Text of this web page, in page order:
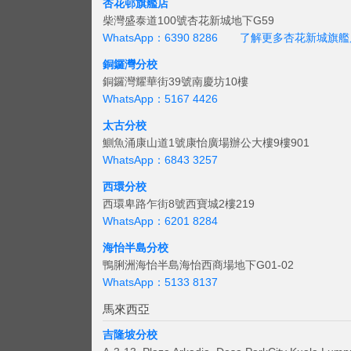
杏花邨旗艦店
柴灣盛泰道100號杏花新城地下G59
WhatsApp：6390 8286
了解更多杏花新城旗
銅鑼灣分校
銅鑼灣耀華街39號南慶坊10樓
WhatsApp：5167 4426
太古分校
鰂魚涌康山道1號康怡廣場辦公大樓9樓901
WhatsApp：6843 3257
西環分校
西環卑路乍街8號西寶城2樓219
WhatsApp：6201 8284
海怡半島分校
鴨脷洲海怡半島海怡西商場地下G01-02
WhatsApp：5133 8137
馬來西亞
吉隆坡分校